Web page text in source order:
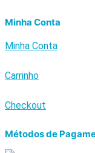
Minha Conta
Minha Conta
Carrinho
Checkout
Métodos de